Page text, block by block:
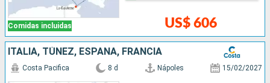
Comidas incluidas US$ 606
ITALIA, TÚNEZ, ESPAÑA, FRANCIA
Costa Pacifica 8 d Nápoles 15/02/2027